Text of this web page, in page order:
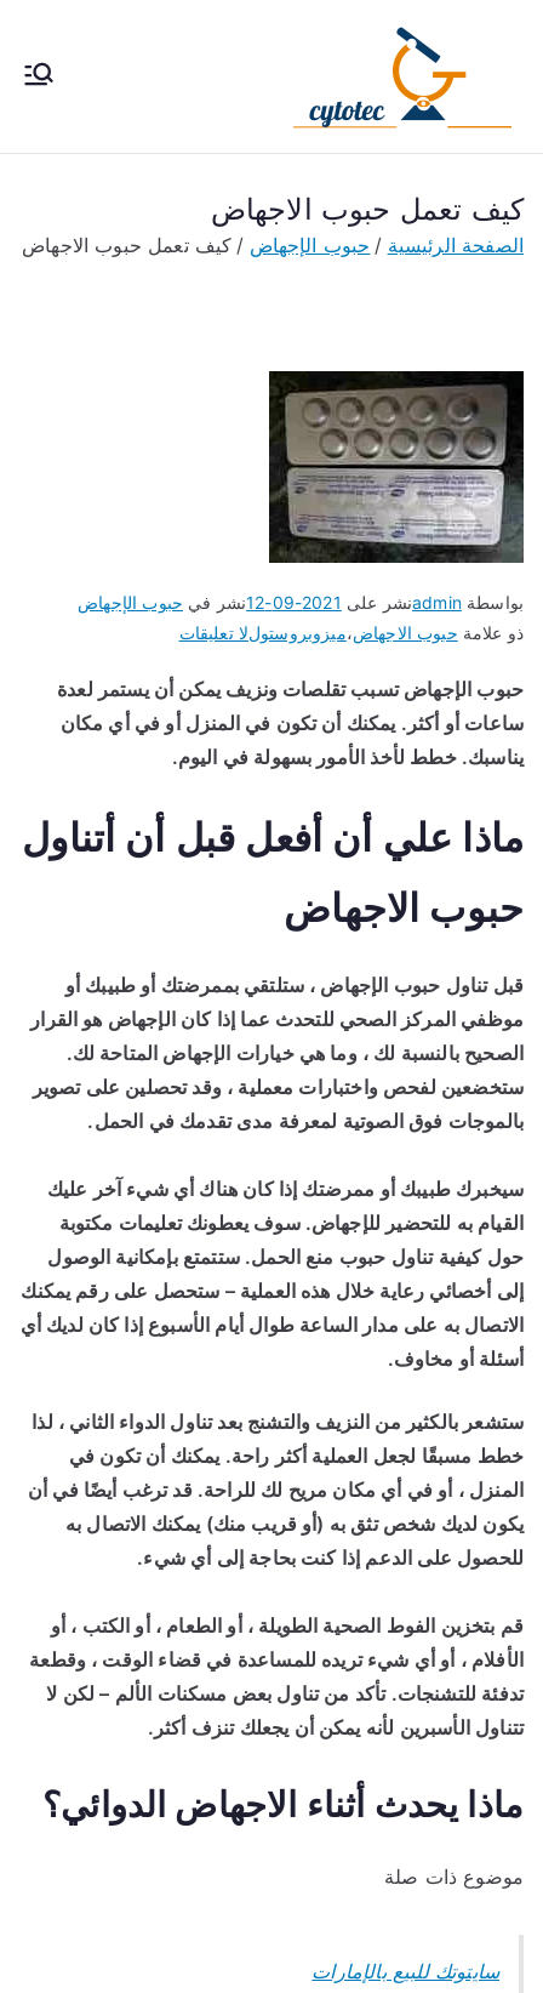
pills
يتوتك تحت إشراف طبى فى
مصر والكويت والسعودية
والأمارات
كيف تعمل حبوب الاجهاض
الصفحة الرئيسية حبوب الإجهاض كيف تعمل حبوب الاجهاض
بواسطةadminنشر على 2021-09-12 نشر في حبوب الإجهاض
ذو علامة حبوب الاجهاض،ميزوبروستوللا تعليقات
تعمل
حبوب
حبوب الإجهاض تسبب تقلصات ونزيف يمكن أن يستمر لعدة
ساعات أو أكثر. يمكنك أن تكون في المنزل أو في أي مكان
يناسبك. خطط لأخذ الأمور بسهولة في اليوم.
ماذا علي أن أفعل قبل أن أتناول
حبوب الاجهاض
قبل تناول حبوب الإجهاض ، ستلتقي بممرضتك أو طبيبك أو
موظفي المركز الصحي للتحدث عما إذا كان الإجهاض هو القرار
الصحيح بالنسبة لك ، وما هي خيارات الإجهاض المتاحة لك.
ستخضعين لفحص واختبارات معملية ، وقد تحصلين على تصوير
بالموجات فوق الصوتية لمعرفة مدى تقدمك في الحمل.
سيخبرك طبيبك أو ممرضتك إذا كان هناك أي شيء آخر عليك
القيام به للتحضير للإجهاض. سوف يعطونك تعليمات مكتوبة
حول كيفية تناول حبوب منع الحمل. ستتمتع بإمكانية الوصول
إلى أخصائي رعاية خلال هذه العملية – ستحصل على رقم يمكنك
الاتصال به على مدار الساعة طوال أيام الأسبوع إذا كان لديك أي
أسئلة أو مخاوف.
ستشعر بالكثير من النزيف والتشنج بعد تناول الدواء الثاني ، لذا
خطط مسبقًا لجعل العملية أكثر راحة. يمكنك أن تكون في
المنزل ، أو في أي مكان مريح لك للراحة. قد ترغب أيضًا في أن
يكون لديك شخص تثق به (أو قريب منك) يمكنك الاتصال به
للحصول على الدعم إذا كنت بحاجة إلى أي شيء.
قم بتخزين الفوط الصحية الطويلة ، أو الطعام ، أو الكتب ، أو
الأفلام ، أو أي شيء تريده للمساعدة في قضاء الوقت ، وقطعة
تدفئة للتشنجات. تأكد من تناول بعض مسكنات الألم – لكن لا
تتناول الأسبرين لأنه يمكن أن يجعلك تنزف أكثر.
ماذا يحدث أثناء الاجهاض الدوائي؟
موضوع ذات صلة
سايتوتك للبيع بالإمارات